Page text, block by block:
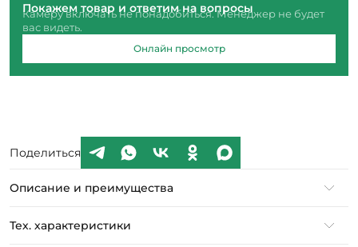
Покажем товар и ответим на вопросы
Камеру включать не понадобиться. Менеджер не будет
вас видеть.
Онлайн просмотр
Поделиться
Описание и преимущества
Тех. характеристики